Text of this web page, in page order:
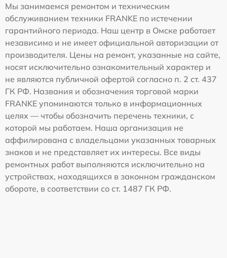
Мы занимаемся ремонтом и техническим
обслуживанием техники FRANKE по истечении
гарантийного периода. Наш центр в Омске работает
независимо и не имеет официальной авторизации от
производителя. Цены на ремонт, указанные на сайте,
носят исключительно ознакомительный характер и
не являются публичной офертой согласно п. 2 ст. 437
ГК РФ. Названия и обозначения торговой марки
FRANKE упоминаются только в информационных
целях — чтобы обозначить перечень техники, с
которой мы работаем. Наша организация не
аффилирована с владельцами указанных товарных
знаков и не представляет их интересы. Все виды
ремонтных работ выполняются исключительно на
устройствах, находящихся в законном гражданском
обороте, в соответствии со ст. 1487 ГК РФ.